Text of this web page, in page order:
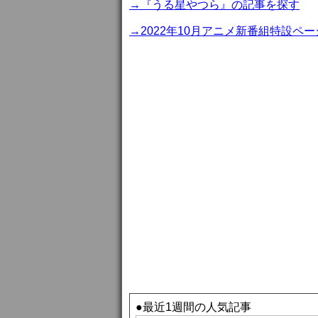
→『うる星やつら』の記事を探す
→2022年10月アニメ新番組特設ペー
●最近1週間の人気記事